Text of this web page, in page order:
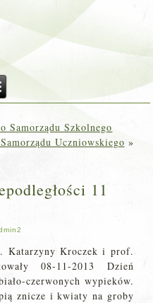
Samorządu Szkolnego
Uczniowskiego »
11
Katarzyny Kroczek i prof.
08-11-2013 Dzień
czerwonych wypieków.
znicze i kwiaty na groby